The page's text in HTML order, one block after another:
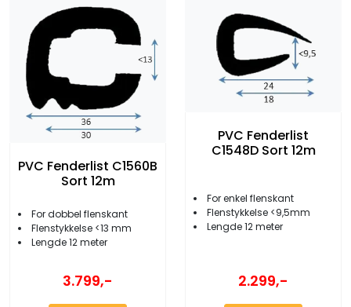
PVC Fenderlist C1560B
Sort 12m
For dobbel flenskant
Flenstykkelse <13 mm
Lengde 12 meter
3.799,-
PVC Fenderlist
C1548D Sort 12m
For enkel flenskant
Flenstykkelse <9,5mm
Lengde 12 meter
2.299,-